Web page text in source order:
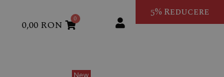
0,00 RON 0 5% Reducere